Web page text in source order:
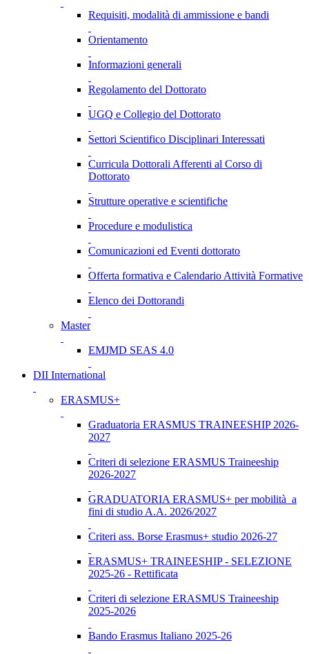
Requisiti, modalità di ammissione e bandi
Orientamento
Informazioni generali
Regolamento del Dottorato
UGQ e Collegio del Dottorato
Settori Scientifico Disciplinari Interessati
Curricula Dottorali Afferenti al Corso di
Dottorato
Strutture operative e scientifiche
Procedure e modulistica
Comunicazioni ed Eventi dottorato
Offerta formativa e Calendario Attività Formative
Elenco dei Dottorandi
Master
EMJMD SEAS 4.0
DII International
ERASMUS+
Graduatoria ERASMUS TRAINEESHIP 2026-
2027
Criteri di selezione ERASMUS Traineeship
2026-2027
GRADUATORIA ERASMUS+ per mobilità a
fini di studio A.A. 2026/2027
Criteri ass. Borse Erasmus+ studio 2026-27
ERASMUS+ TRAINEESHIP - SELEZIONE
2025-26 - Rettificata
Criteri di selezione ERASMUS Traineeship
2025-2026
Bando Erasmus Italiano 2025-26